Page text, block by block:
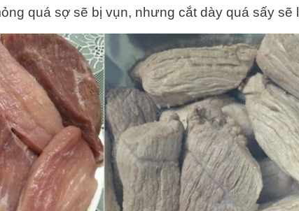
quá sợ sẽ bị vụn, nhưng cắt dày quá sấy sẽ